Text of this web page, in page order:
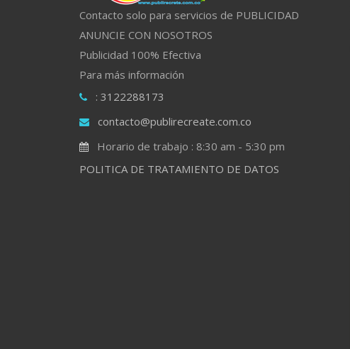
Contacto solo para servicios de PUBLICIDAD
ANUNCIE CON NOSOTROS
Publicidad 100% Efectiva
Para más información
: 3122288173
contacto@publirecreate.com.co
Horario de trabajo : 8:30 am - 5:30 pm
POLITICA DE TRATAMIENTO DE DATOS